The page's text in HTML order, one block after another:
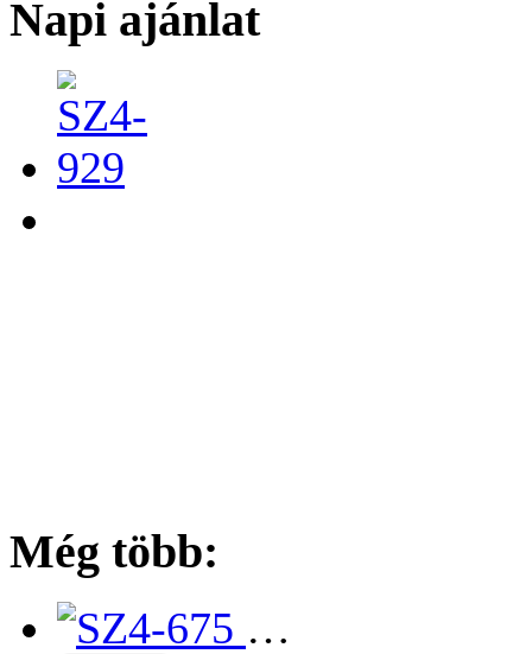
Napi ajánlat
Még több:
…